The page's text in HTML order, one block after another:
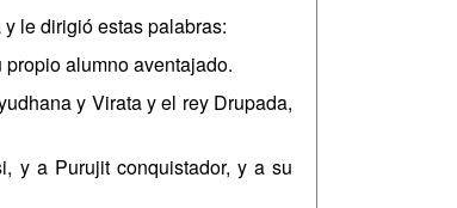
le dirigió estas palabras:
alumno aventajado.
y Virata y el rey Drupada,
y a Purujit conquistador, y a su